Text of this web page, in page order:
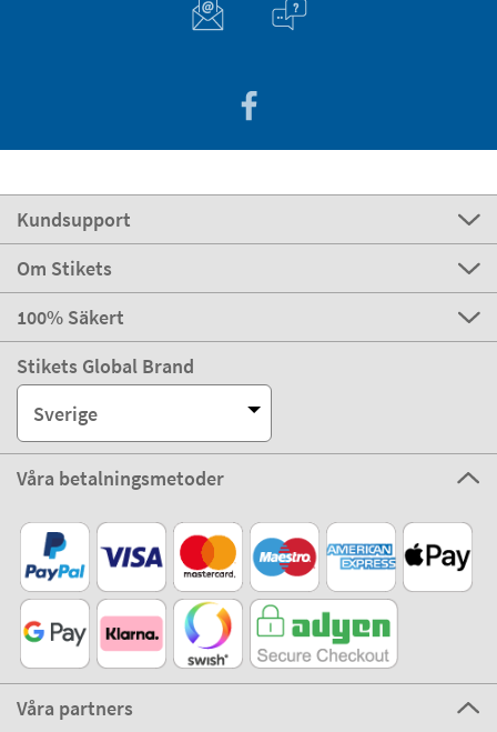
Kundsupport
Om Stikets
100% Säkert
Stikets Global Brand
Sverige
Våra betalningsmetoder
Våra partners